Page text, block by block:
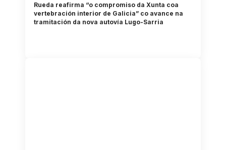
Rueda reafirma “o compromiso da Xunta coa
vertebración interior de Galicia” co avance na
tramitación da nova autovía Lugo-Sarria